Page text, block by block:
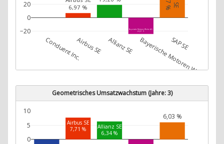
6,97 %
Bayerische Motoren Werke AG
-24,21 %
Conduent Inc.Airbus SE Allianz SE Bayerische Motoren Werke AG
SAP SE
−20
0
20
Geometrisches Umsatzwachstum (Jahre: 3)
Airbus SE
7,71 % Allianz SE
6,34 %
6,03 %
0
5
10